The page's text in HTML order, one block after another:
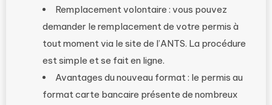
Remplacement volontaire : vous pouvez
demander le remplacement de votre permis à
tout moment via le site de l’ANTS. La procédure
est simple et se fait en ligne.
Avantages du nouveau format : le permis au
format carte bancaire présente de nombreux